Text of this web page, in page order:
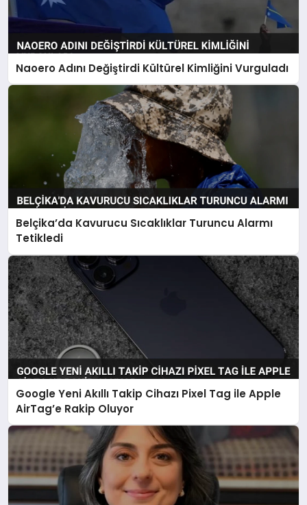
Naoero Adını Değiştirdi Kültürel Kimliğini Vurguladı
Belçika’da Kavurucu Sıcaklıklar Turuncu Alarmı
Tetikledi
Google Yeni Akıllı Takip Cihazı Pixel Tag ile Apple
AirTag’e Rakip Oluyor